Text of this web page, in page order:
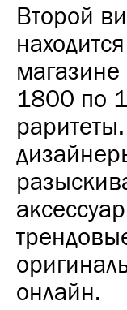
Второй
1800 по
онлайн.